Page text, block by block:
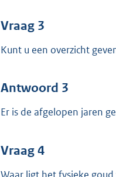
Vraag 3
Kunt u een overzicht
Antwoord 3
Er is de afgelopen jaren
Vraag 4
Waar ligt het fysieke